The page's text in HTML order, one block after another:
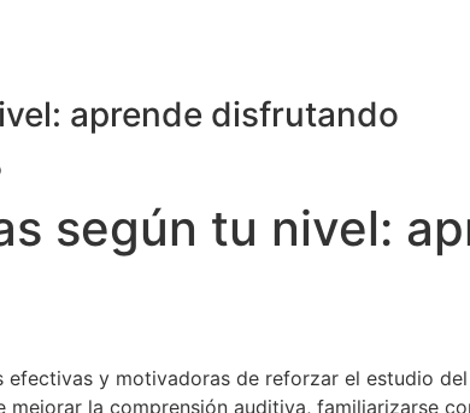
aprende disfrutando
según tu nivel:
y motivadoras de reforzar el estudio
la comprensión auditiva, familiarizarse